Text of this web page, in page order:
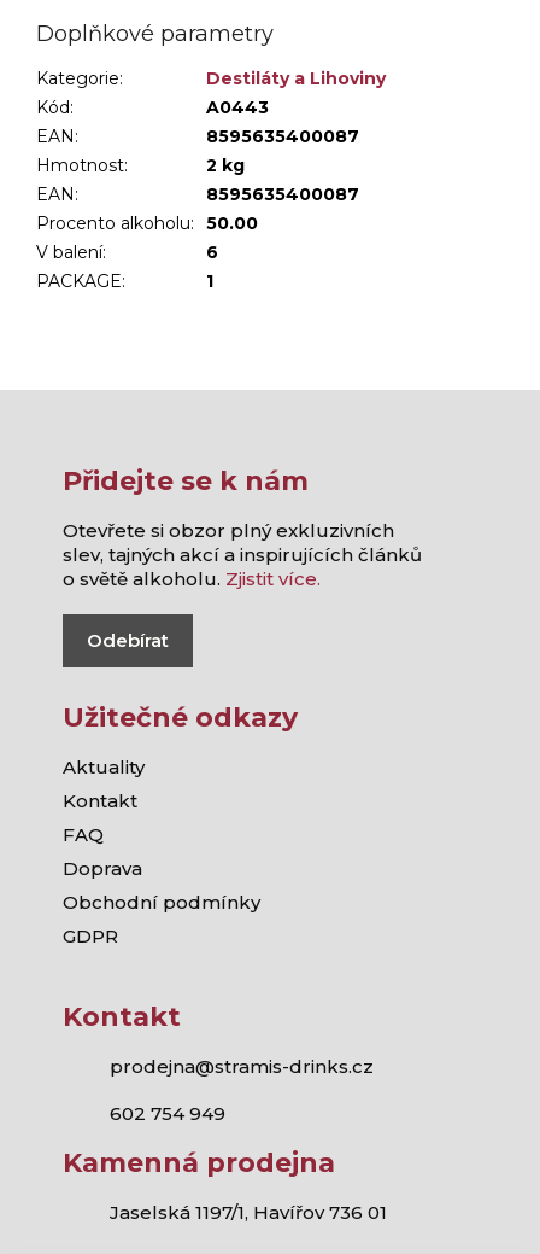
Doplňkové parametry
Kategorie:
Destiláty a Lihoviny
Kód:
A0443
EAN:
8595635400087
Hmotnost:
2 kg
EAN:
8595635400087
Procento alkoholu:
50.00
V balení:
6
PACKAGE: 1
Přidejte se k nám
Otevřete si obzor plný exkluzivních
slev, tajných akcí a inspirujících článků
o světě alkoholu. Zjistit více.
Odebírat
Užitečné odkazy
Aktuality
Kontakt
FAQ
Doprava
Obchodní podmínky
GDPR
Kontakt
prodejna@stramis-drinks.cz
602 754 949
Kamenná prodejna
Jaselská 1197/1, Havířov 736 01